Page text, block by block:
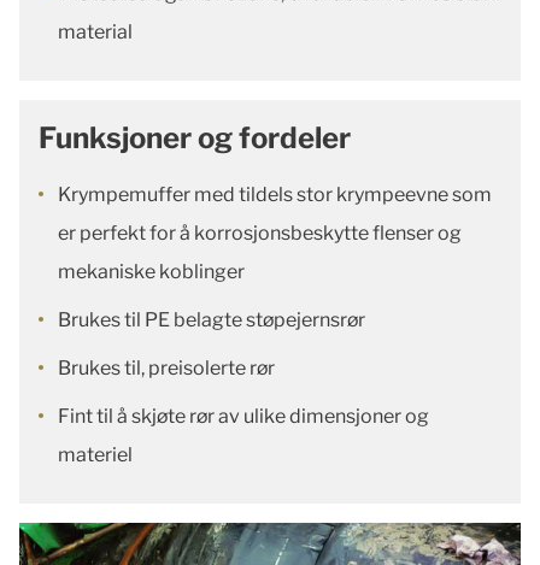
material
Funksjoner og fordeler
Krympemuffer med tildels stor krympeevne som
er perfekt for å korrosjonsbeskytte flenser og
mekaniske koblinger
Brukes til PE belagte støpejernsrør
Brukes til, preisolerte rør
Fint til å skjøte rør av ulike dimensjoner og
materiel